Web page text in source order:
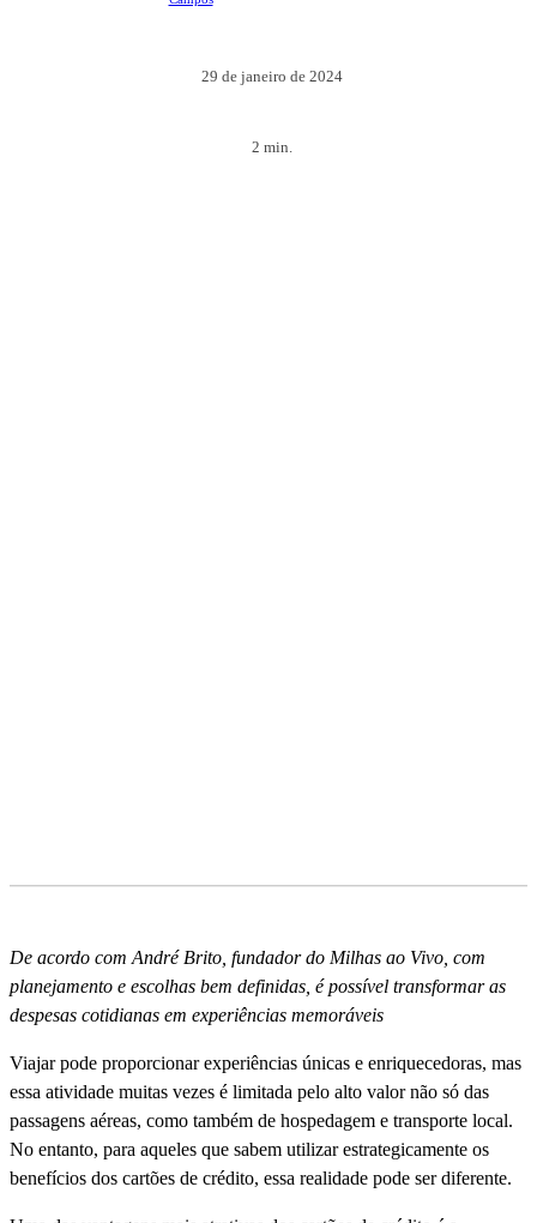
29 de janeiro de 2024
2 min.
De acordo com André Brito, fundador do Milhas ao Vivo, com
planejamento e escolhas bem definidas, é possí­vel transformar as
despesas cotidianas em experiências memoráveis
Viajar pode proporcionar experiências únicas e enriquecedoras, mas
essa atividade muitas vezes é limitada pelo alto valor não só das
passagens aéreas, como também de hospedagem e transporte local.
No entanto, para aqueles que sabem utilizar estrategicamente os
benefí­cios dos cartões de crédito, essa realidade pode ser diferente.